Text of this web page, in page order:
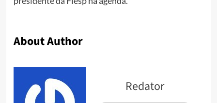
About Author
Redator